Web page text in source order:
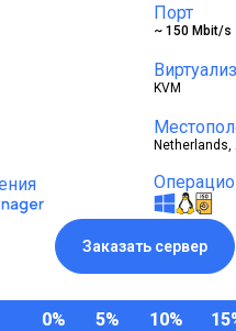
Порт
~ 150 Mbit/s
KVM
Netherlands,
Заказать сервер
0% 5% 10%